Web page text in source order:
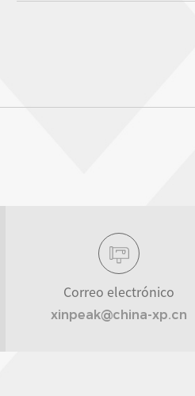
Correo electrónico
xinpeak@china-xp.cn